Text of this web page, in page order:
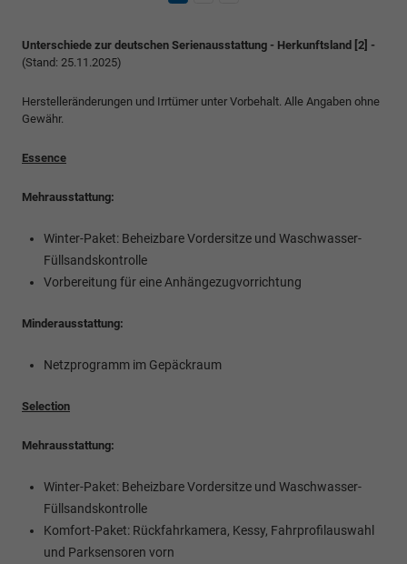
Unterschiede zur deutschen Serienausstattung - Herkunftsland [2] -
(Stand: 25.11.2025)
Herstelleränderungen und Irrtümer unter Vorbehalt. Alle Angaben ohne
Gewähr.
Essence
Mehrausstattung:
Winter-Paket: Beheizbare Vordersitze und Waschwasser-
Füllsandskontrolle
Vorbereitung für eine Anhängezugvorrichtung
Minderausstattung:
Netzprogramm im Gepäckraum
Selection
Mehrausstattung:
Winter-Paket: Beheizbare Vordersitze und Waschwasser-
Füllsandskontrolle
Komfort-Paket: Rückfahrkamera, Kessy, Fahrprofilauswahl
und Parksensoren vorn